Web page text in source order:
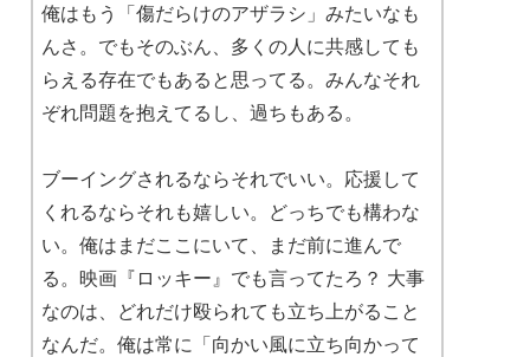
俺はもう「傷だらけのアザラシ」みたいなも
んさ。でもそのぶん、多くの人に共感しても
らえる存在でもあると思ってる。みんなそれ
ぞれ問題を抱えてるし、過ちもある。
ブーイングされるならそれでいい。応援して
くれるならそれも嬉しい。どっちでも構わな
い。俺はまだここにいて、まだ前に進んで
る。映画『ロッキー』でも言ってたろ？ 大事
なのは、どれだけ殴られても立ち上がること
なんだ。俺は常に「向かい風に立ち向かって